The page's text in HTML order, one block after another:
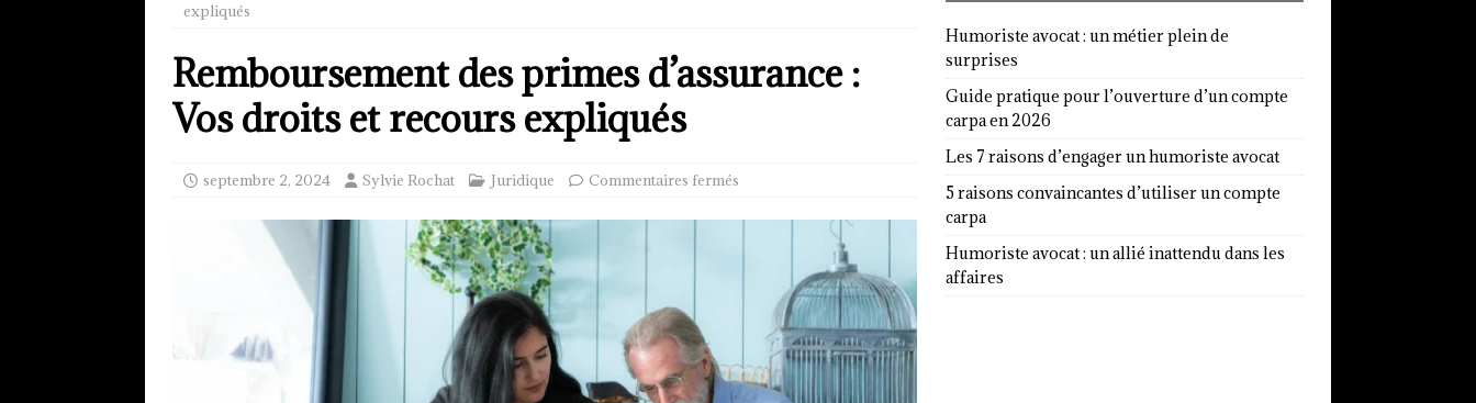
expliqués
Remboursement des primes d’assurance :
Vos droits et recours expliqués
septembre 2, 2024 Sylvie Rochat Juridique Commentaires fermés
Humoriste avocat : un métier plein de
surprises
Guide pratique pour l’ouverture d’un compte
carpa en 2026
Les 7 raisons d’engager un humoriste avocat
5 raisons convaincantes d’utiliser un compte
carpa
Humoriste avocat : un allié inattendu dans les
affaires